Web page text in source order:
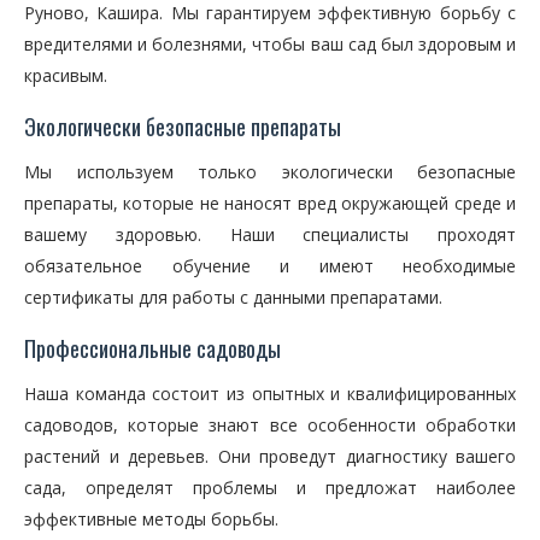
Руново, Кашира. Мы гарантируем эффективную борьбу с
вредителями и болезнями, чтобы ваш сад был здоровым и
красивым.
Экологически безопасные препараты
Мы используем только экологически безопасные
препараты, которые не наносят вред окружающей среде и
вашему здоровью. Наши специалисты проходят
обязательное обучение и имеют необходимые
сертификаты для работы с данными препаратами.
Профессиональные садоводы
Наша команда состоит из опытных и квалифицированных
садоводов, которые знают все особенности обработки
растений и деревьев. Они проведут диагностику вашего
сада, определят проблемы и предложат наиболее
эффективные методы борьбы.